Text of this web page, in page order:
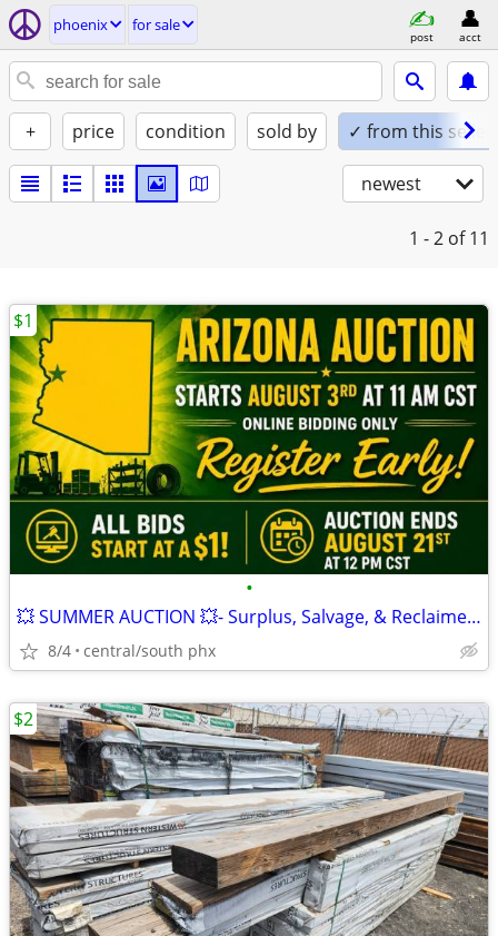
phoenix for sale
post acct
+ price condition sold by ✓ from this seller
newest
1 - 2 of 11
•
💥 SUMMER AUCTION 💥- Surplus, Salvage, & Reclaimed Materials
8/4 central/south phx
$1
$2